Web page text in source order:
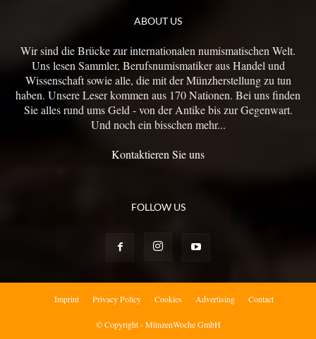
ABOUT US
Wir sind die Brücke zur internationalen numismatischen Welt.
Uns lesen Sammler, Berufsnumismatiker aus Handel und
Wissenschaft sowie alle, die mit der Münzherstellung zu tun
haben. Unsere Leser kommen aus 170 Nationen. Bei uns finden
Sie alles rund ums Geld - von der Antike bis zur Gegenwart.
Und noch ein bisschen mehr...
Kontaktieren Sie uns
FOLLOW US
Imprint Privacy Policy Cookies Advertising Contact
© Copyright - MünzenWoche GmbH